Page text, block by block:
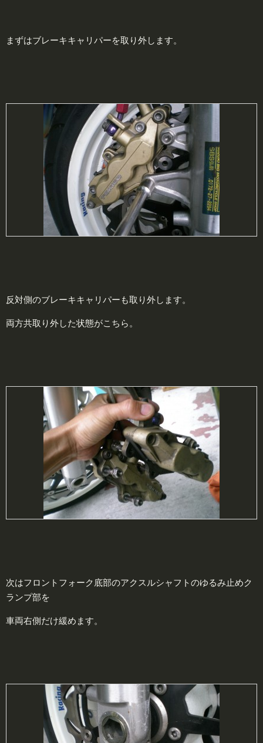
まずはブレーキキャリパーを取り外します。
反対側のブレーキキャリパーも取り外します。
両方共取り外した状態がこちら。
次はフロントフォーク底部のアクスルシャフトのゆるみ止めク
ランプ部を
車両右側だけ緩めます。